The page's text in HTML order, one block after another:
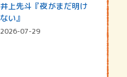
井上先斗『夜がまだ明け
ない』
2026-07-29